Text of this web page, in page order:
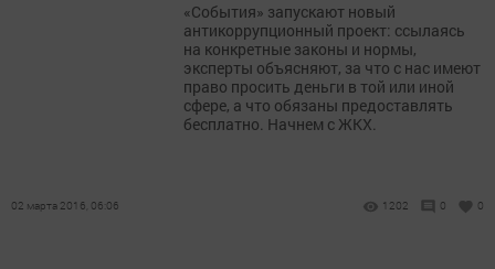
«События» запускают новый
антикоррупционный проект: ссылаясь
на конкретные законы и нормы,
эксперты объясняют, за что с нас имеют
право просить деньги в той или иной
сфере, а что обязаны предоставлять
бесплатно. Начнем с ЖКХ.
02 марта 2016, 06:06 1202 0 0